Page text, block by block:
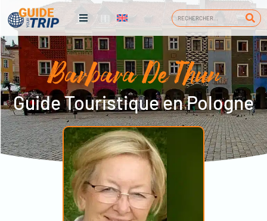
Barbara De Thun
Guide Touristique en Pologne